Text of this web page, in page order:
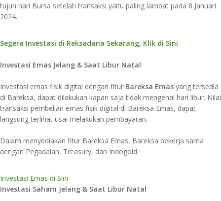
tujuh hari Bursa setelah transaksi yaitu paling lambat pada 8 Januari
2024.
Segera Investasi di Reksadana Sekarang, Klik di Sini
Investasi Emas Jelang & Saat Libur Natal
Investasi emas fisik digital dengan fitur Bareksa Emas yang tersedia
di Bareksa, dapat dilakukan kapan saja tidak mengenal hari libur. Nilai
transaksi pembelian emas fisik digital di Bareksa Emas, dapat
langsung terlihat usai melakukan pembayaran.
Dalam menyediakan fitur Bareksa Emas, Bareksa bekerja sama
dengan Pegadaian, Treasury, dan Indogold.
Investasi Emas di Sini
Investasi Saham Jelang & Saat Libur Natal